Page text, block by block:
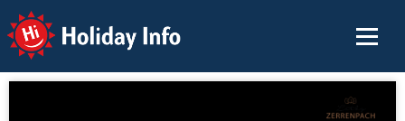
Holiday Info